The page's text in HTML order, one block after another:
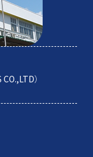
）